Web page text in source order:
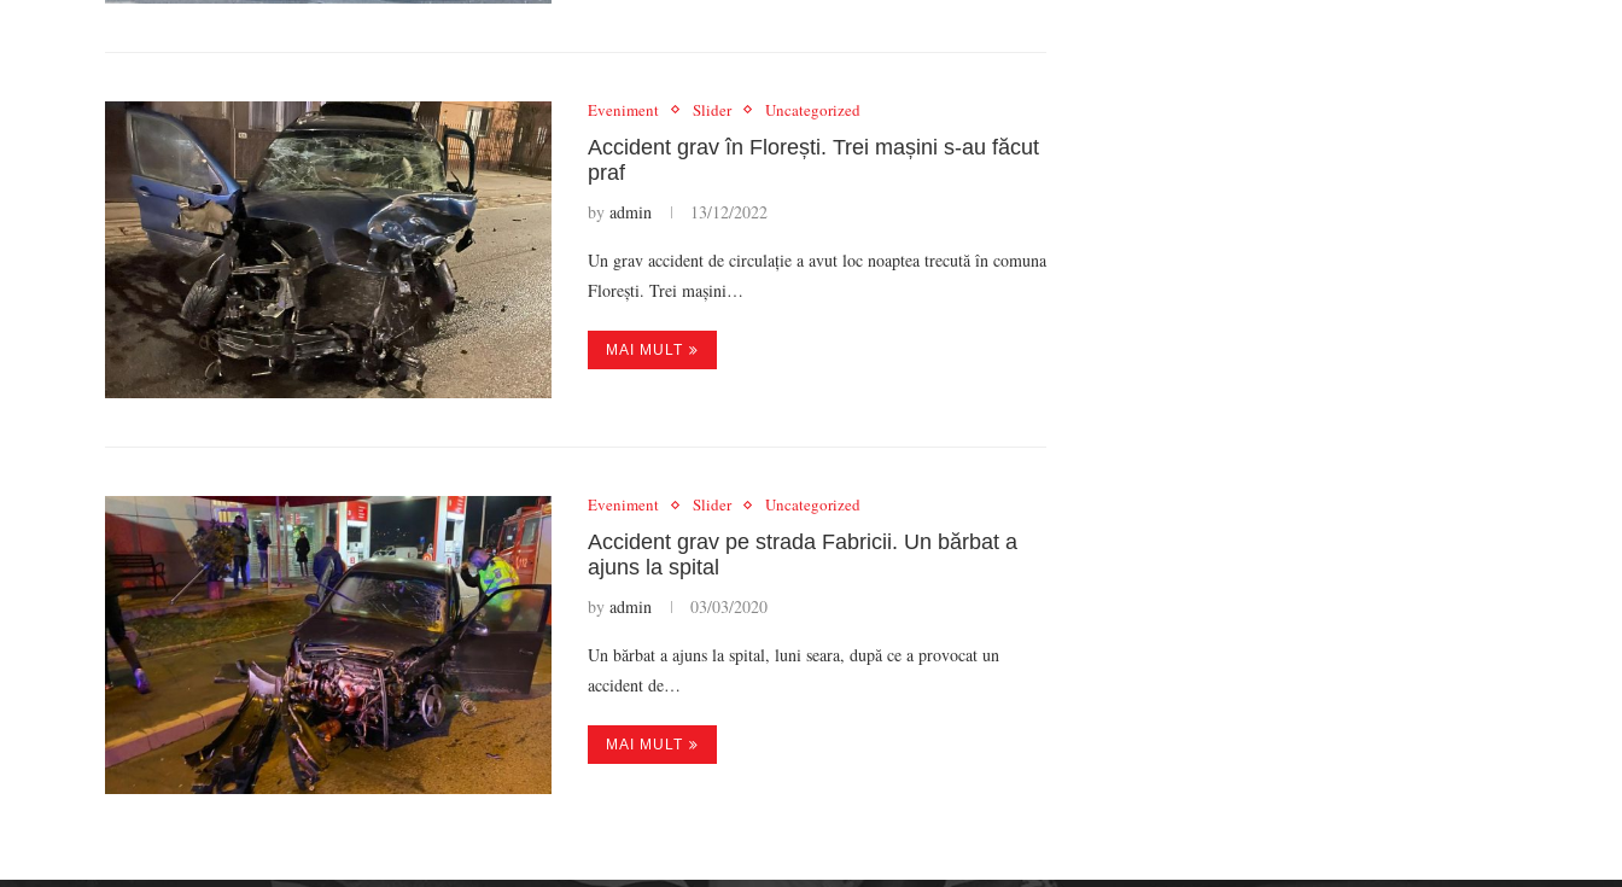
Eveniment Slider Uncategorized
Accident grav în Florești. Trei mașini s-au făcut
praf
by admin 13/12/2022
Un grav accident de circulație a avut loc noaptea trecută în comuna
Florești. Trei mașini…
MAI MULT
Eveniment Slider Uncategorized
Accident grav pe strada Fabricii. Un bărbat a
ajuns la spital
by admin 03/03/2020
Un bărbat a ajuns la spital, luni seara, după ce a provocat un
accident de…
MAI MULT